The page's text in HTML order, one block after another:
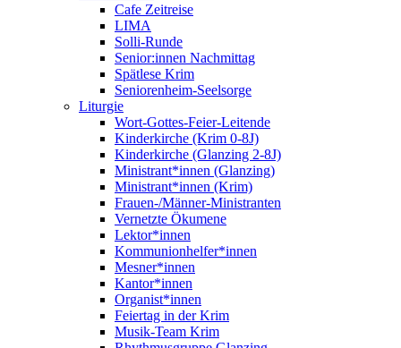
Cafe Zeitreise
LIMA
Solli-Runde
Senior:innen Nachmittag
Spätlese Krim
Seniorenheim-Seelsorge
Liturgie
Wort-Gottes-Feier-Leitende
Kinderkirche (Krim 0-8J)
Kinderkirche (Glanzing 2-8J)
Ministrant*innen (Glanzing)
Ministrant*innen (Krim)
Frauen-/Männer-Ministranten
Vernetzte Ökumene
Lektor*innen
Kommunionhelfer*innen
Mesner*innen
Kantor*innen
Organist*innen
Feiertag in der Krim
Musik-Team Krim